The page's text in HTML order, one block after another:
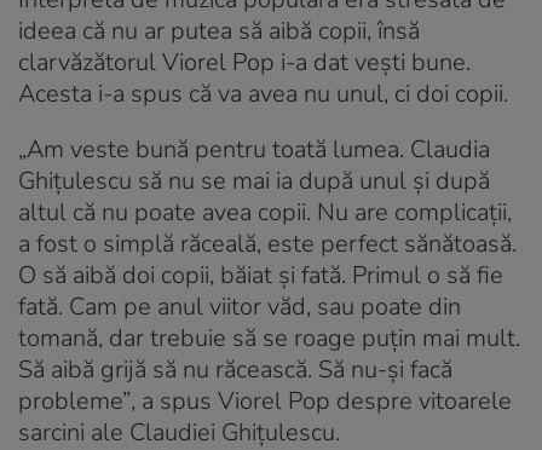
ideea că nu ar putea să aibă copii, însă
clarvăzătorul Viorel Pop i-a dat vești bune.
Acesta i-a spus că va avea nu unul, ci doi copii.
„Am veste bună pentru toată lumea. Claudia
Ghiţulescu să nu se mai ia după unul şi după
altul că nu poate avea copii. Nu are complicaţii,
a fost o simplă răceală, este perfect sănătoasă.
O să aibă doi copii, băiat şi fată. Primul o să fie
fată. Cam pe anul viitor văd, sau poate din
tomană, dar trebuie să se roage puţin mai mult.
Să aibă grijă să nu răcească. Să nu-şi facă
probleme”, a spus Viorel Pop despre vitoarele
sarcini ale Claudiei Ghiţulescu.